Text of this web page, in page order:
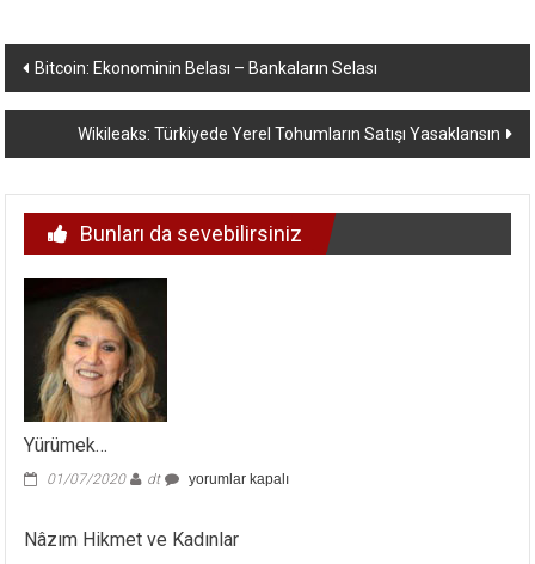
Yazı
dolaşımı
Bitcoin: Ekonominin Belası – Bankaların Selası
Wikileaks: Türkiyede Yerel Tohumların Satışı Yasaklansın
Bunları da sevebilirsiniz
Yürümek…
01/07/2020 dt
Yürümek…
yorumlar kapalı
Nâzım Hikmet ve Kadınlar